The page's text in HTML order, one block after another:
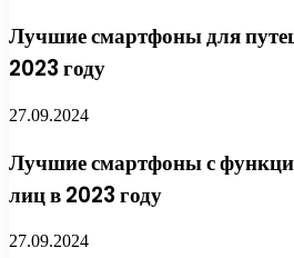
Лучшие смартфоны для
2023 году
27.09.2024
Лучшие смартфоны с
лиц в 2023 году
27.09.2024